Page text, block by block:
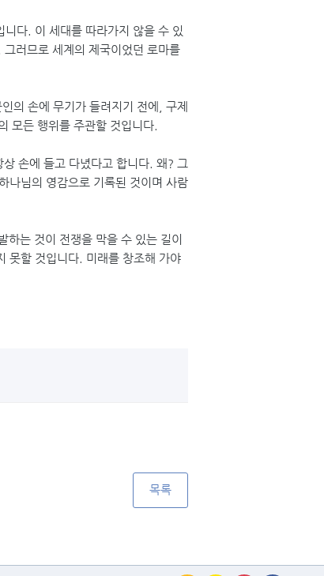
다. 이 세대를 따라가지 않을 수 있
러므로 세계의 제국이었던 로마를
의 손에 무기가 들려지기 전에, 구제
모든 행위를 주관할 것입니다.
손에 들고 다녔다고 합니다. 왜? 그
나님의 영감으로 기록된 것이며 사람
는 것이 전쟁을 막을 수 있는 길이
못할 것입니다. 미래를 창조해 가야
목록